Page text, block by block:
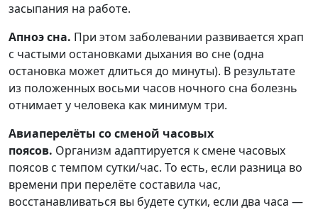
засыпания на работе.
Апноэ сна. При этом заболевании развивается храп
с частыми остановками дыхания во сне (одна
остановка может длиться до минуты). В результате
из положенных восьми часов ночного сна болезнь
отнимает у человека как минимум три.
Авиаперелёты со сменой часовых
поясов. Организм адаптируется к смене часовых
поясов с темпом сутки/час. То есть, если разница во
времени при перелёте составила час,
восстанавливаться вы будете сутки, если два часа —